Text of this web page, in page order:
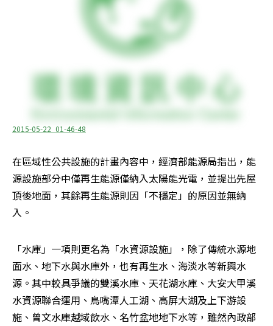
2015-05-22_01-46-48
在區域性公共設施的計畫內容中，經濟部能源局指出，能
源設施部分中僅再生能源僅納入太陽能光電，並提出先屋
頂後地面，其餘再生能源則因「不穩定」的原因並無納
入。
「水庫」一項則更名為「水資源設施」，除了傳統水源地
面水、地下水與水庫外，也有再生水、海淡水等新興水
源。其中較具爭議的雙溪水庫、天花湖水庫、大安大甲溪
水資源聯合運用、鳥嘴潭人工湖、高屏大湖及上下游設
施、曾文水庫越域飲水、名竹盆地地下水等，雖然內政部